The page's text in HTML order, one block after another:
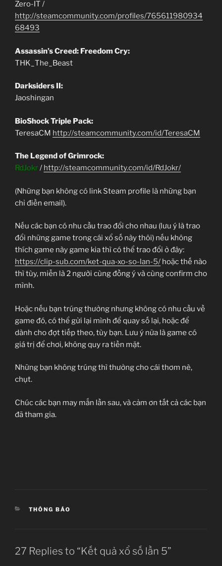
Zero-IT /
http://steamcommunity.com/profiles/765611980934
68493
Assassin’s Creed: Freedom Cry:
THK_The_Beast
Darksiders II:
Jaoshingan
BioShock Triple Pack:
TeresaCM http://steamcommunity.com/id/TeresaCM
The Legend of Grimrock:
RdJokr/ http://steamcommunity.com/id/RdJokr/
(Những bạn không có link Steam profile là những bạn
chỉ điền email).
Nếu các bạn có nhu cầu trao đổi cho nhau (lưu ý là trao
đổi những game trong cái xổ số này thôi) nếu không
thích game này game kia thì có thể trao đổi ở đây:
https://clip-sub.com/ket-qua-xo-so-lan-5/ hoặc thế nào
thì tùy, miễn là 2 người cùng đồng ý và cùng confirm cho
mình.
Hoặc nếu bạn trúng thưởng nhưng không có nhu cầu về
game đó, có thể gửi lại mình để quay số lại, hoặc để
dành cho đợt tiếp theo, tùy bạn. Lưu ý nữa là game có
giá trị để chơi, không quy ra tiền mặt.
Những bạn không trúng thì thưởng cho cái thơm nè,
chụt.
Chúc các bạn may mắn lần sau, và cảm ơn tất cả các bạn
đã tham gia.
CATEGORIES
THÔNG BÁO
27 Replies to “Kết quả xổ số lần 5”